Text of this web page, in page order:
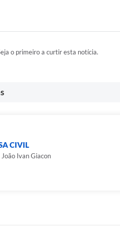
o primeiro a curtir esta notícia.
CIVIL
Ivan Giacon